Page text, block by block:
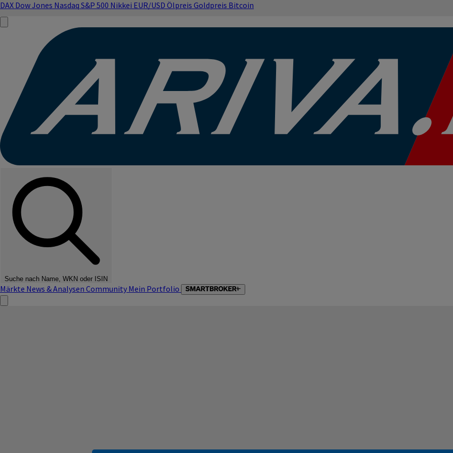
DAX Dow Jones Nasdaq S&P 500 Nikkei EUR/USD Ölpreis Goldpreis Bitcoin
Suche nach Name, WKN oder ISIN
Märkte News & Analysen Community Mein Portfolio